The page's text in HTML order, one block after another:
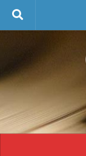
Skip to content